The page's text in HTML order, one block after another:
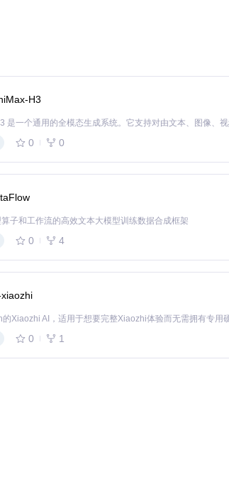
H3
0 0
子和工作流的高效文本大模型训练数据合成框架
0 4
0 1